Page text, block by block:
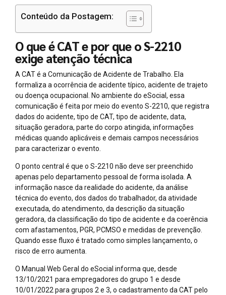
Conteúdo da Postagem:
O que é CAT e por que o S-2210
exige atenção técnica
A CAT é a Comunicação de Acidente de Trabalho. Ela
formaliza a ocorrência de acidente típico, acidente de trajeto
ou doença ocupacional. No ambiente do eSocial, essa
comunicação é feita por meio do evento S-2210, que registra
dados do acidente, tipo de CAT, tipo de acidente, data,
situação geradora, parte do corpo atingida, informações
médicas quando aplicáveis e demais campos necessários
para caracterizar o evento.
O ponto central é que o S-2210 não deve ser preenchido
apenas pelo departamento pessoal de forma isolada. A
informação nasce da realidade do acidente, da análise
técnica do evento, dos dados do trabalhador, da atividade
executada, do atendimento, da descrição da situação
geradora, da classificação do tipo de acidente e da coerência
com afastamentos, PGR, PCMSO e medidas de prevenção.
Quando esse fluxo é tratado como simples lançamento, o
risco de erro aumenta.
O Manual Web Geral do eSocial informa que, desde
13/10/2021 para empregadores do grupo 1 e desde
10/01/2022 para grupos 2 e 3, o cadastramento da CAT pelo